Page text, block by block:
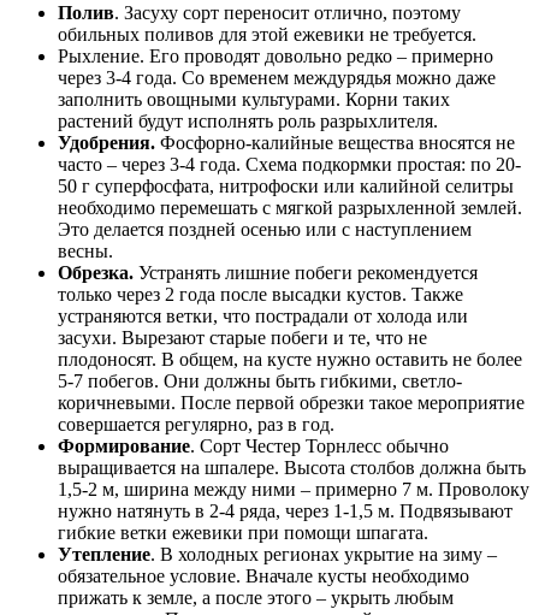
Полив. Засуху сорт переносит отлично, поэтому
обильных поливов для этой ежевики не требуется.
Рыхление. Его проводят довольно редко – примерно
через 3-4 года. Со временем междурядья можно даже
заполнить овощными культурами. Корни таких
растений будут исполнять роль разрыхлителя.
Удобрения. Фосфорно-калийные вещества вносятся не
часто – через 3-4 года. Схема подкормки простая: по 20-
50 г суперфосфата, нитрофоски или калийной селитры
необходимо перемешать с мягкой разрыхленной землей.
Это делается поздней осенью или с наступлением
весны.
Обрезка. Устранять лишние побеги рекомендуется
только через 2 года после высадки кустов. Также
устраняются ветки, что пострадали от холода или
засухи. Вырезают старые побеги и те, что не
плодоносят. В общем, на кусте нужно оставить не более
5-7 побегов. Они должны быть гибкими, светло-
коричневыми. После первой обрезки такое мероприятие
совершается регулярно, раз в год.
Формирование. Сорт Честер Торнлесс обычно
выращивается на шпалере. Высота столбов должна быть
1,5-2 м, ширина между ними – примерно 7 м. Проволоку
нужно натянуть в 2-4 ряда, через 1-1,5 м. Подвязывают
гибкие ветки ежевики при помощи шпагата.
Утепление. В холодных регионах укрытие на зиму –
обязательное условие. Вначале кусты необходимо
прижать к земле, а после этого – укрыть любым